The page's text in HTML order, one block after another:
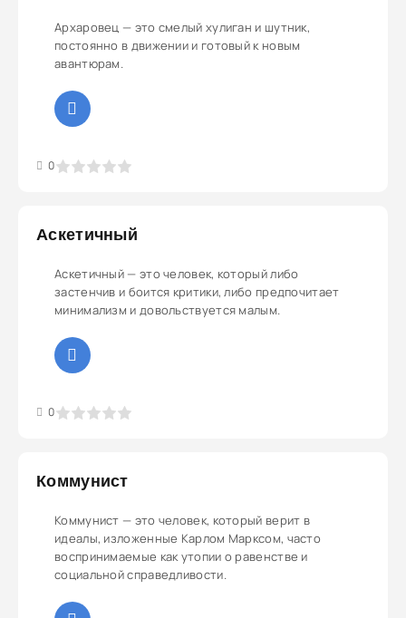
Архаровец — это смелый хулиган и шутник,
постоянно в движении и готовый к новым
авантюрам.
0
Аскетичный
Аскетичный — это человек, который либо
застенчив и боится критики, либо предпочитает
минимализм и довольствуется малым.
0
Коммунист
Коммунист — это человек, который верит в
идеалы, изложенные Карлом Марксом, часто
воспринимаемые как утопии о равенстве и
социальной справедливости.